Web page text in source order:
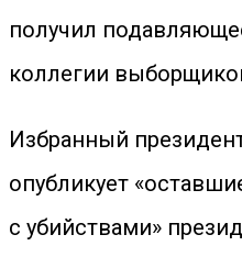
получил
коллегии
Избранный
опубликует
с убийствами»